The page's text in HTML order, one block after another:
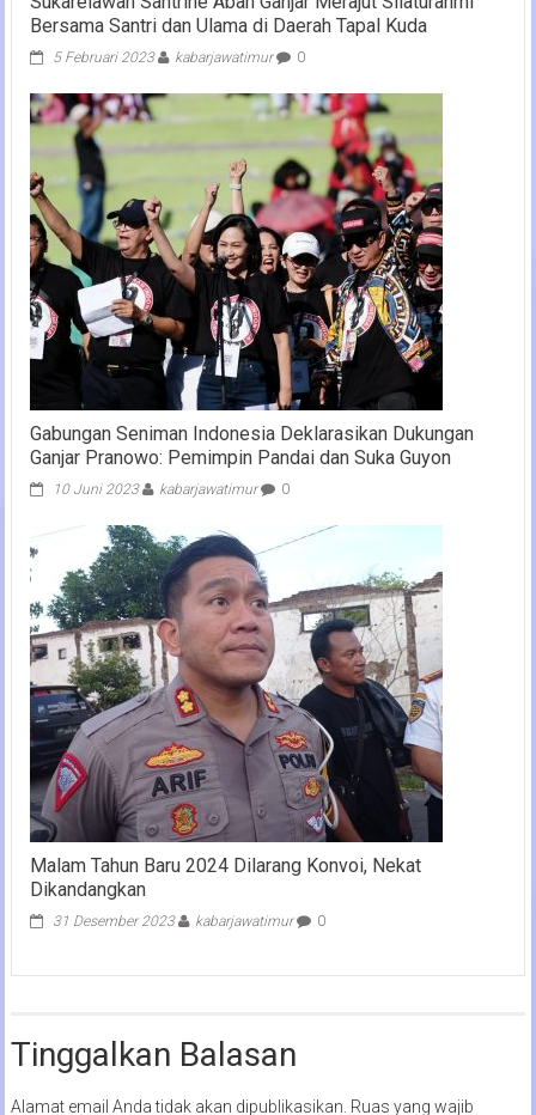
Bersama Santri dan Ulama di Daerah Tapal Kuda
5 Februari 2023 kabarjawatimur 0
Gabungan Seniman Indonesia Deklarasikan Dukungan
Ganjar Pranowo: Pemimpin Pandai dan Suka Guyon
10 Juni 2023 kabarjawatimur 0
Malam Tahun Baru 2024 Dilarang Konvoi, Nekat
Dikandangkan
31 Desember 2023 kabarjawatimur 0
Tinggalkan Balasan
Alamat email Anda tidak akan dipublikasikan. Ruas yang wajib